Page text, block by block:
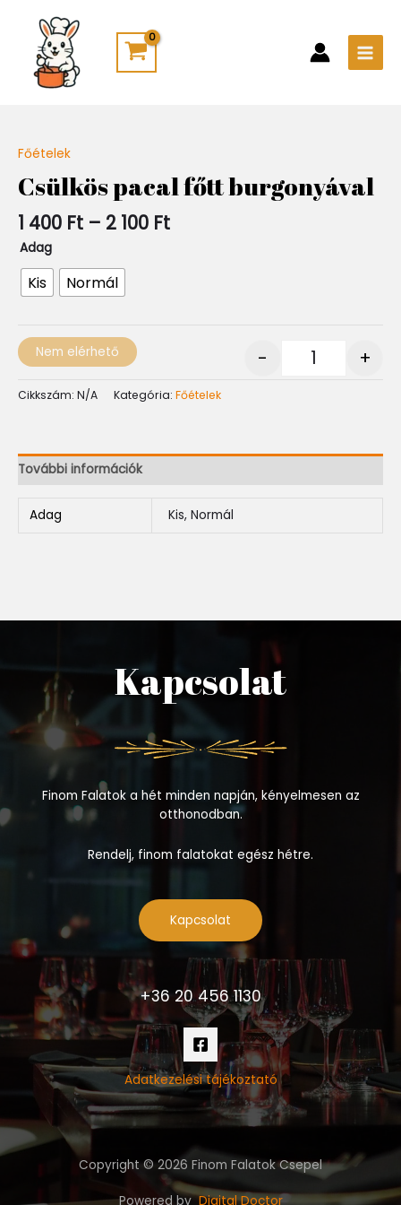
content
Főételek
Csülkös pacal főtt burgonyával
1 400 Ft – 2 100 Ft
1
400 Ft
-
2
Adag
Kis Normál
- +
Nem elérhető
Cikkszám: N/A Kategória: Főételek
További információk
Adag Kis, Normál
Kapcsolat
Finom Falatok a hét minden napján, kényelmesen az
otthonodban.
Rendelj, finom falatokat egész hétre.
Kapcsolat
+36 20 456 1130
Adatkezelési tájékoztató
Copyright © 2026 Finom Falatok Csepel
Powered byDigital Doctor